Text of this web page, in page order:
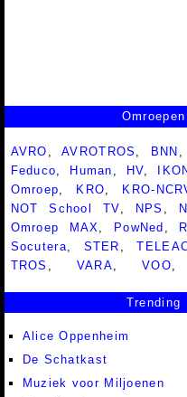
Omroepen
AVRO ,AVROTROS BNN
Feduco
Human HV
Omroep
KRO KRO-
NOT School TV
NPS
Omroep MAX
PowNed
Socutera
STER ,
TROS
VARA ,VOO
Trending
Alice Oppenheim
De Schatkast
Muziek voor Miljoenen